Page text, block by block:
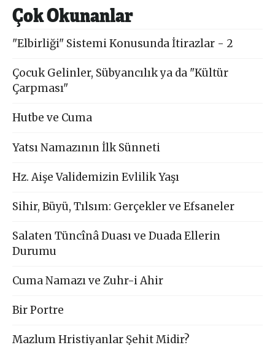
Çok Okunanlar
"Elbirliği" Sistemi Konusunda İtirazlar - 2
Çocuk Gelinler, Sübyancılık ya da "Kültür
Çarpması"
Hutbe ve Cuma
Yatsı Namazının İlk Sünneti
Hz. Aişe Validemizin Evlilik Yaşı
Sihir, Büyü, Tılsım: Gerçekler ve Efsaneler
Salaten Tüncînâ Duası ve Duada Ellerin
Durumu
Cuma Namazı ve Zuhr-i Ahir
Bir Portre
Mazlum Hristiyanlar Şehit Midir?